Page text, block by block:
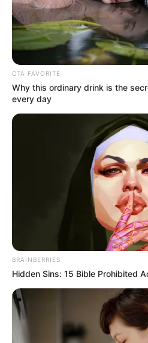
CTA FAVORITE
Why this ordinary drink is the
every day
BRAINBERRIES
Hidden Sins: 15 Bible Prohibited